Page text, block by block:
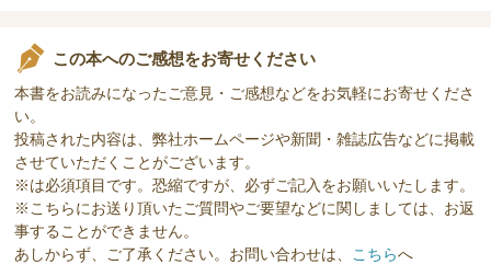
この本へのご感想をお寄せください
本書をお読みになったご意見・ご感想などをお気軽にお寄せくださ
い。
投稿された内容は、弊社ホームページや新聞・雑誌広告などに掲載
させていただくことがございます。
※は必須項目です。恐縮ですが、必ずご記入をお願いいたします。
※こちらにお送り頂いたご質問やご要望などに関しましては、お返
事することができません。
あしからず、ご了承ください。お問い合わせは、 こちらへ